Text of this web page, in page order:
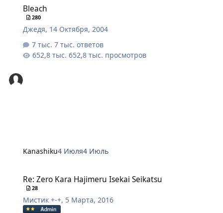
Bleach
280
Джедя, 14 Октября, 2004
7 тыс. ответов
652,8 тыс. просмотров
Kanashiku4 Июля4 Июль
Re: Zero Kara Hajimeru Isekai Seikatsu
28
Мистик +-+, 5 Марта, 2016